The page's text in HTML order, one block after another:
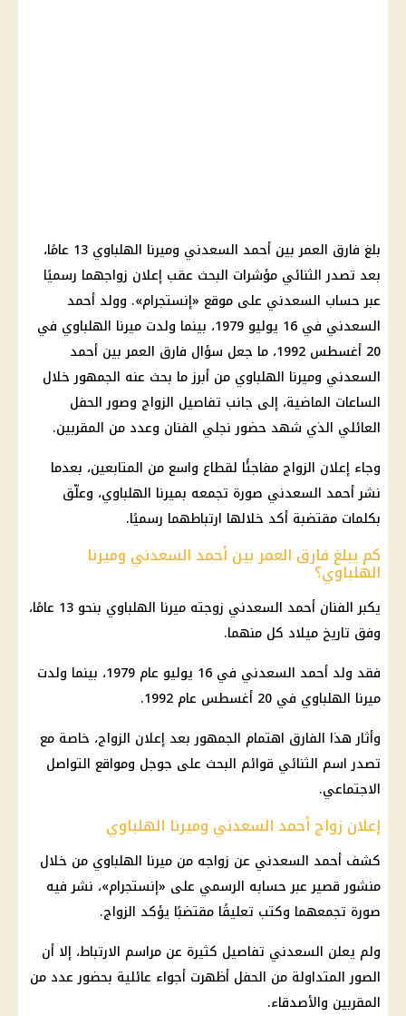
بلغ فارق العمر بين أحمد السعدني وميرنا الهلباوي 13 عامًا،
بعد تصدر الثنائي مؤشرات البحث عقب إعلان زواجهما رسميًا
عبر حساب السعدني على موقع «إنستجرام». وولد أحمد
السعدني في 16 يوليو 1979، بينما ولدت ميرنا الهلباوي في
20 أغسطس 1992، ما جعل سؤال فارق العمر بين أحمد
السعدني وميرنا الهلباوي من أبرز ما بحث عنه الجمهور خلال
الساعات الماضية، إلى جانب تفاصيل الزواج وصور الحفل
العائلي الذي شهد حضور نجلي الفنان وعدد من المقربين.
وجاء إعلان الزواج مفاجئًا لقطاع واسع من المتابعين، بعدما
نشر أحمد السعدني صورة تجمعه بميرنا الهلباوي، وعلّق
بكلمات مقتضبة أكد خلالها ارتباطهما رسميًا.
كم يبلغ فارق العمر بين أحمد السعدني وميرنا
الهلباوي؟
يكبر الفنان أحمد السعدني زوجته ميرنا الهلباوي بنحو 13 عامًا،
وفق تاريخ ميلاد كل منهما.
فقد ولد أحمد السعدني في 16 يوليو عام 1979، بينما ولدت
ميرنا الهلباوي في 20 أغسطس عام 1992.
وأثار هذا الفارق اهتمام الجمهور بعد إعلان الزواج، خاصة مع
تصدر اسم الثنائي قوائم البحث على جوجل ومواقع التواصل
الاجتماعي.
إعلان زواج أحمد السعدني وميرنا الهلباوي
كشف أحمد السعدني عن زواجه من ميرنا الهلباوي من خلال
منشور قصير عبر حسابه الرسمي على «إنستجرام»، نشر فيه
صورة تجمعهما وكتب تعليقًا مقتضبًا يؤكد الزواج.
ولم يعلن السعدني تفاصيل كثيرة عن مراسم الارتباط، إلا أن
الصور المتداولة من الحفل أظهرت أجواء عائلية بحضور عدد من
المقربين والأصدقاء.